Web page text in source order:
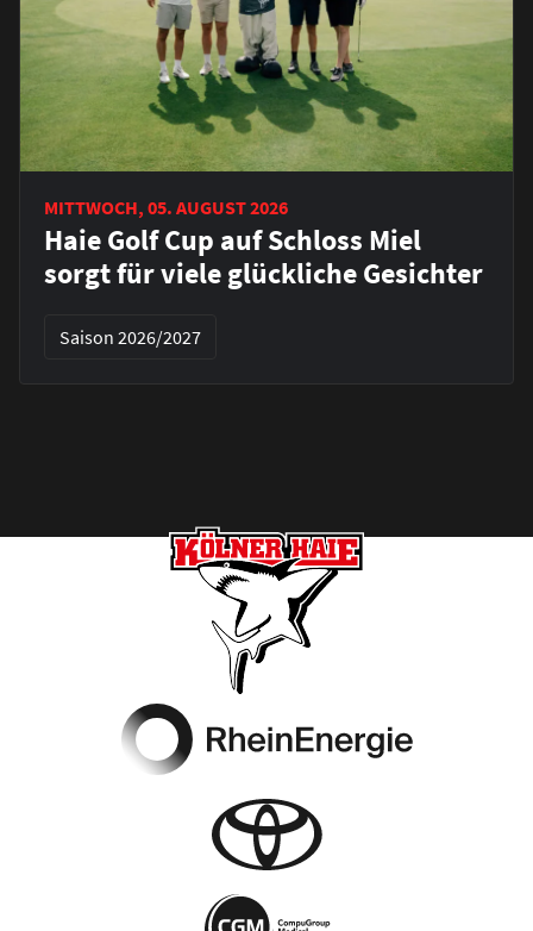
MITTWOCH, 05. AUGUST 2026
Haie Golf Cup auf Schloss Miel
sorgt für viele glückliche Gesichter
Saison 2026/2027